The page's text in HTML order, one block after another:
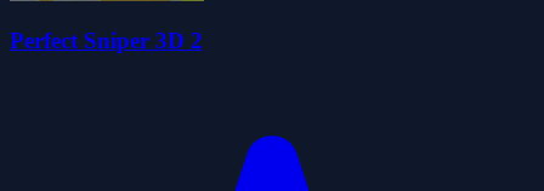
Perfect Sniper 3D 2